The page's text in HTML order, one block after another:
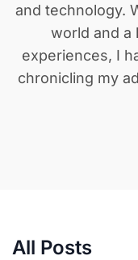
and technology.
world and a
experiences, I
chronicling my
All Posts